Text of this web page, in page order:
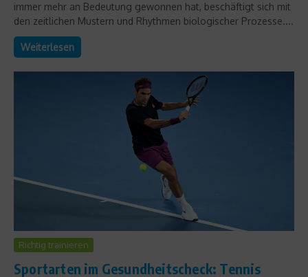
immer mehr an Bedeutung gewonnen hat, beschäftigt sich mit
den zeitlichen Mustern und Rhythmen biologischer Prozesse....
Weiterlesen
Richtig trainieren
Sportarten im Gesundheitscheck: Tennis